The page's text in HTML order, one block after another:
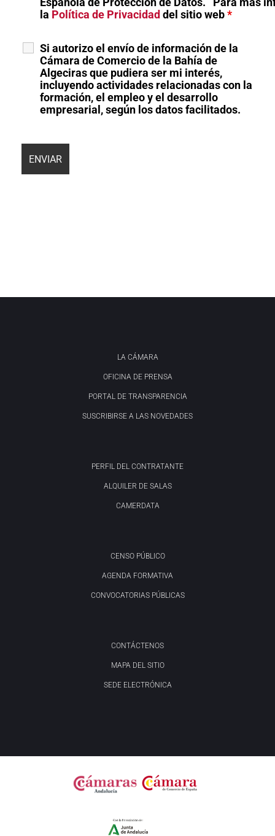
la Política de Privacidad del sitio web*
Si autorizo el envío de información de la
Cámara de Comercio de la Bahía de
Algeciras que pudiera ser mi interés,
incluyendo actividades relacionadas con la
formación, el empleo y el desarrollo
empresarial, según los datos facilitados.
LA CÁMARA
OFICINA DE PRENSA
PORTAL DE TRANSPARENCIA
SUSCRIBIRSE A LAS NOVEDADES
PERFIL DEL CONTRATANTE
ALQUILER DE SALAS
CAMERDATA
CENSO PÚBLICO
AGENDA FORMATIVA
CONVOCATORIAS PÚBLICAS
CONTÁCTENOS
MAPA DEL SITIO
SEDE ELECTRÓNICA